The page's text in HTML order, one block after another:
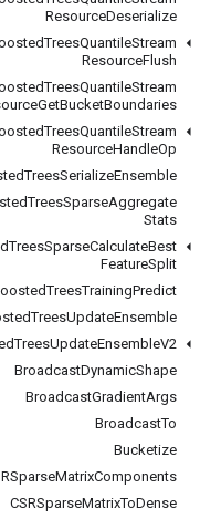
ResourceDeserialize
TreesQuantileStream
ResourceFlush
TreesQuantileStream
GetBucketBoundaries
TreesQuantileStream
ResourceHandleOp
TreesSerializeEnsemble
TreesSparseAggregate
Stats
TreesSparseCalculateBest
FeatureSplit
TreesTrainingPredict
TreesUpdateEnsemble
TreesUpdateEnsembleV2
BroadcastDynamicShape
BroadcastGradientArgs
BroadcastTo
Bucketize
MatrixComponents
CSRSparseMatrixToDense